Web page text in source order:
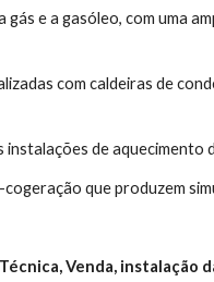
gás e a gasóleo, com uma
com caldeiras de
de aquecimento
cogeração que produzem
Venda, instalação